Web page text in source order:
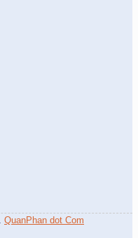
QuanPhan dot Com